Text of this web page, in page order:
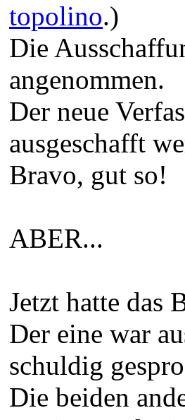
topolino.)
Die
angenommen.
Der neue
ausgeschafft
Bravo, gut so!
ABER...
Jetzt hatte das
Der eine war
schuldig
Die beiden